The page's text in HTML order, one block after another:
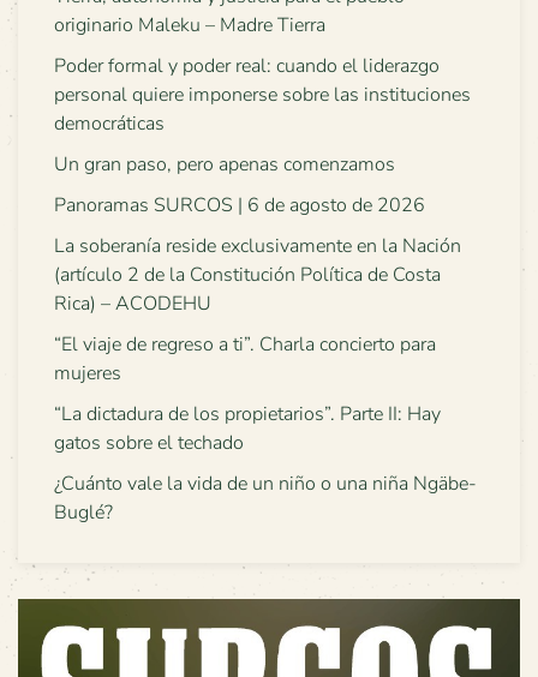
originario Maleku – Madre Tierra
Poder formal y poder real: cuando el liderazgo
personal quiere imponerse sobre las instituciones
democráticas
Un gran paso, pero apenas comenzamos
Panoramas SURCOS | 6 de agosto de 2026
La soberanía reside exclusivamente en la Nación
(artículo 2 de la Constitución Política de Costa
Rica) – ACODEHU
“El viaje de regreso a ti”. Charla concierto para
mujeres
“La dictadura de los propietarios”. Parte II: Hay
gatos sobre el techado
¿Cuánto vale la vida de un niño o una niña Ngäbe-
Buglé?